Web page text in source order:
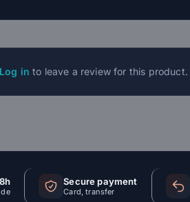
Log in to leave a review for this product.
Secure payment
Card, transfer